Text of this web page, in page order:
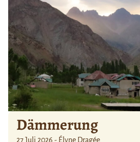
Dämmerung
27 Juli 2026 - Élyne Dragée